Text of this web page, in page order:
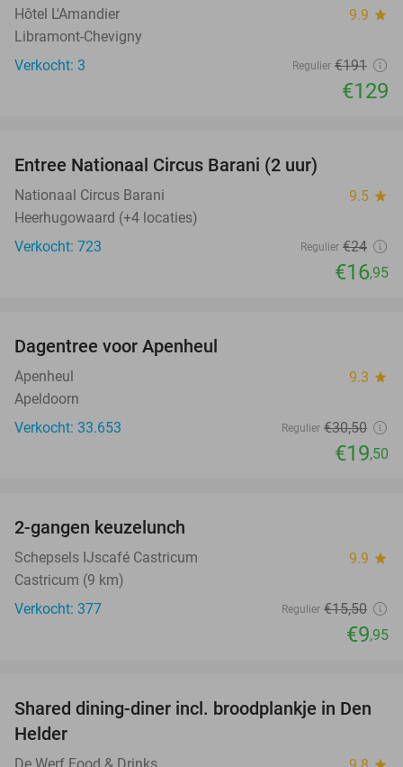
Hôtel L'Amandier 9.9 star
Libramont-Chevigny
Verkocht: 3
Regulier €191
€129
Entree Nationaal Circus Barani (2 uur)
Nationaal Circus Barani 9.5 star
Heerhugowaard (+4 locaties)
Verkocht: 723
Regulier €24
€16,95
Dagentree voor Apenheul
Apenheul 9.3 star
Apeldoorn
Verkocht: 33.653
Regulier €30,50
€19,50
2-gangen keuzelunch
Schepsels IJscafé Castricum 9.9 star
Castricum (9 km)
Verkocht: 377
Regulier €15,50
€9,95
25%
Shared dining-diner incl. broodplankje in Den
Helder